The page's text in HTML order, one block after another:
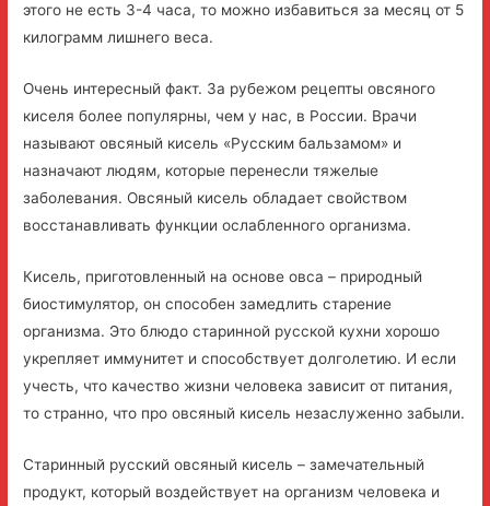
этого не есть 3-4 часа, то можно избавиться за месяц от 5
килограмм лишнего веса.
Очень интересный факт. За рубежом рецепты овсяного
киселя более популярны, чем у нас, в России. Врачи
называют овсяный кисель «Русским бальзамом» и
назначают людям, которые перенесли тяжелые
заболевания. Овсяный кисель обладает свойством
восстанавливать функции ослабленного организма.
Кисель, приготовленный на основе овса – природный
биостимулятор, он способен замедлить старение
организма. Это блюдо старинной русской кухни хорошо
укрепляет иммунитет и способствует долголетию. И если
учесть, что качество жизни человека зависит от питания,
то странно, что про овсяный кисель незаслуженно забыли.
Старинный русский овсяный кисель – замечательный
продукт, который воздействует на организм человека и